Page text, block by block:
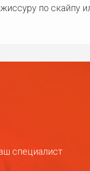
по скайпу
специалист